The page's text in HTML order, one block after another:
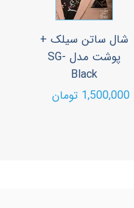
شال ساتن سیلک +
پوشت مدل SG-
Black
1,500,000 تومان